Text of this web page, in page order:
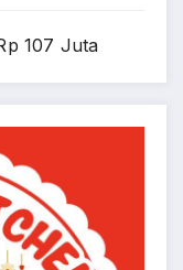
107 Juta